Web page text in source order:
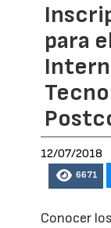
para
12/07/2018
6671
Conocer